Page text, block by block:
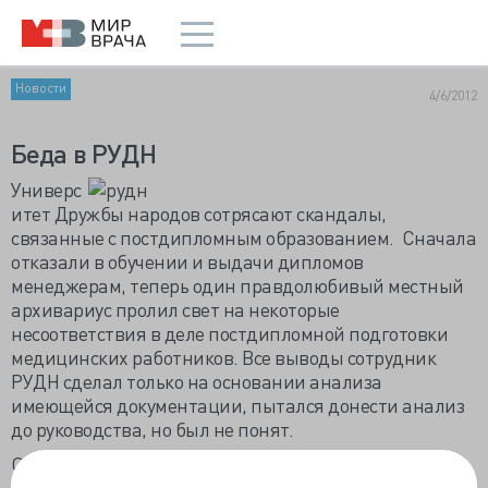
Новости 4/6/2012
Беда в РУДН
Универс
итет Дружбы народов сотрясают скандалы,
связанные с постдипломным образованием. Сначала
отказали в обучении и выдачи дипломов
менеджерам, теперь один правдолюбивый местный
архивариус пролил свет на некоторые
несоответствия в деле постдипломной подготовки
медицинских работников. Все выводы сотрудник
РУДН сделал только на основании анализа
имеющейся документации, пытался донести анализ
до руководства, но был не понят.
Оказывается, на 16 обучающих программ у вуза нет